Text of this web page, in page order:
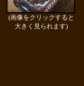
(画像をクリックすると
大きく見られます)